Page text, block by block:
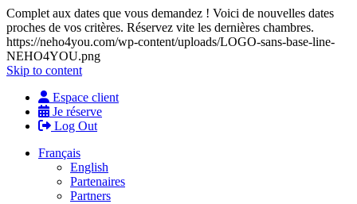
Complet aux dates que vous demandez ! Voici de nouvelles dates
proches de vos critères. Réservez vite les dernières chambres.
https://neho4you.com/wp-content/uploads/LOGO-sans-base-line-
NEHO4YOU.png
Skip to content
Espace client
Je réserve
Log Out
Français
English
Partenaires
Partners